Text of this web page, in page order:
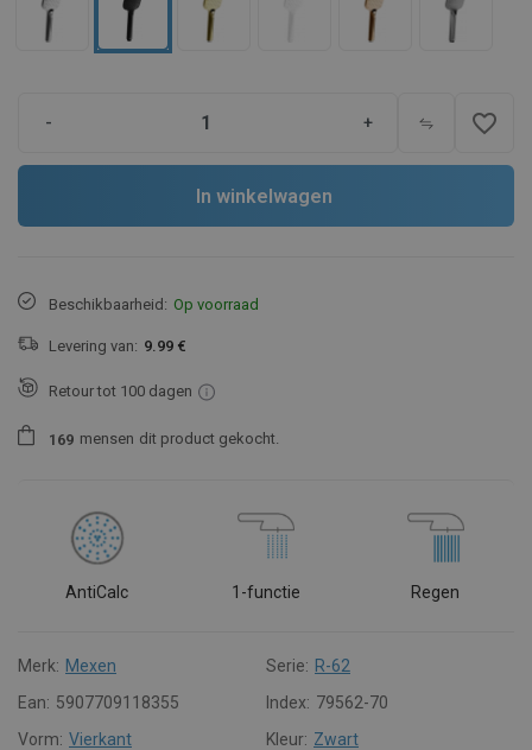
- + favorite_border
In winkelwagen
Beschikbaarheid: Op voorraad
Levering van: 9.99 €
Retour tot 100 dagen
1 69 mensen dit product gekocht.
AntiCalc 1-functie Regen
Merk: Mexen Serie: R-62
Ean: 5907709118355 Index: 79562-70
Vorm: Vierkant Kleur: Zwart